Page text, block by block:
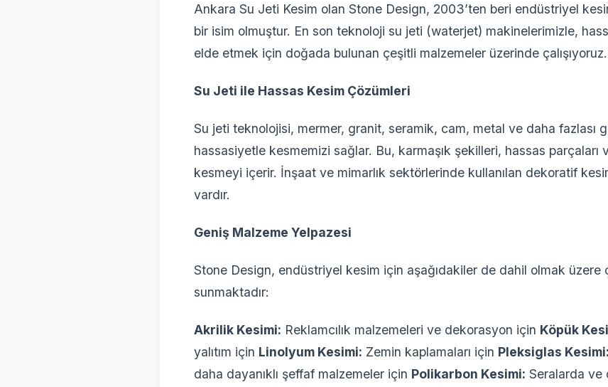
Ankara Su Jeti Kesim olan Stone Design, 2003’ten beri endüstriyel
bir isim olmuştur. En son teknoloji su jeti (waterjet) makinelerimizle,
elde etmek için doğada bulunan çeşitli malzemeler üzerinde çalışıyoruz.
Su Jeti ile Hassas Kesim Çözümleri
Su jeti teknolojisi, mermer, granit, seramik, cam, metal ve daha fazlası
hassasiyetle kesmemizi sağlar. Bu, karmaşık şekilleri, hassas parçaları
kesmeyi içerir. İnşaat ve mimarlık sektörlerinde kullanılan dekoratif
vardır.
Geniş Malzeme Yelpazesi
Stone Design, endüstriyel kesim için aşağıdakiler de dahil olmak üzere
sunmaktadır:
Akrilik Kesimi: Reklamcılık malzemeleri ve dekorasyon için Köpük
yalıtım için Linolyum Kesimi: Zemin kaplamaları için Pleksiglas Kesimi:
daha dayanıklı şeffaf malzemeler için Polikarbon Kesimi: Seralarda ve